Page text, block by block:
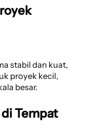
stabil dan kuat,
proyek kecil,
besar.
Tempat